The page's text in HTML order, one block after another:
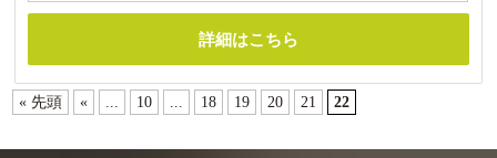
詳細はこちら
« 先頭 « 10 18 19 20 21 22